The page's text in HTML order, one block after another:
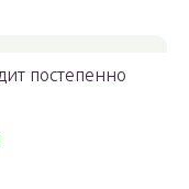
постепенно